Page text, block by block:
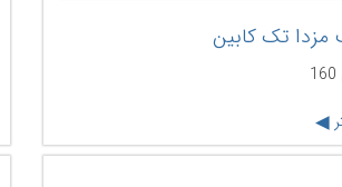
مزدا تک کابین